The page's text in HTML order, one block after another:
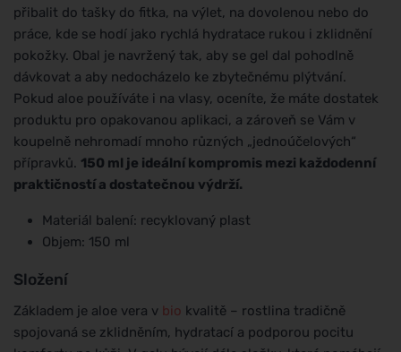
přibalit do tašky do fitka, na výlet, na dovolenou nebo do
práce, kde se hodí jako rychlá hydratace rukou i zklidnění
pokožky. Obal je navržený tak, aby se gel dal pohodlně
dávkovat a aby nedocházelo ke zbytečnému plýtvání.
Pokud aloe používáte i na vlasy, oceníte, že máte dostatek
produktu pro opakovanou aplikaci, a zároveň se Vám v
koupelně nehromadí mnoho různých „jednoúčelových“
přípravků. 150 ml je ideální kompromis mezi každodenní
praktičností a dostatečnou výdrží.
Materiál balení: recyklovaný plast
Objem: 150 ml
Složení
Základem je aloe vera v bio kvalitě – rostlina tradičně
spojovaná se zklidněním, hydratací a podporou pocitu